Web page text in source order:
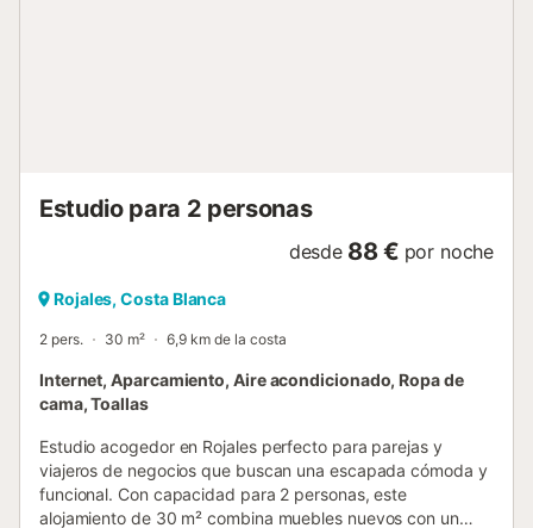
Estudio para 2 personas
desde 88 € por noche
Rojales, Costa Blanca
2 pers. 30 m² 6,9 km de la costa
Internet, Aparcamiento, Aire acondicionado, Ropa de
cama, Toallas
Estudio acogedor en Rojales perfecto para parejas y
viajeros de negocios que buscan una escapada cómoda y
funcional. Con capacidad para 2 personas, este
alojamiento de 30 m² combina muebles nuevos con un